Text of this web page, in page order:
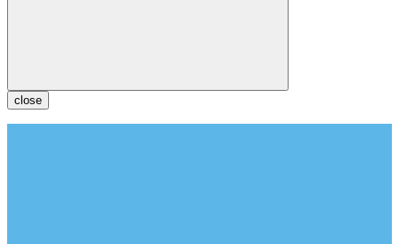
close